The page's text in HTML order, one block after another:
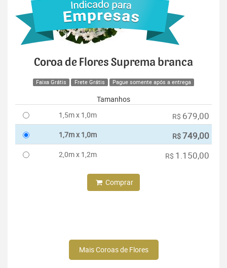
Coroa de Flores Suprema branca
Faixa Grátis Frete Grátis Pague somente após a entrega
Tamanhos
1,5m x 1,0m
R$ 679,00
1,7m x 1,0m R$749,00
2,0m x 1,2m R$ 1.150,00
Comprar
Mais Coroas de Flores